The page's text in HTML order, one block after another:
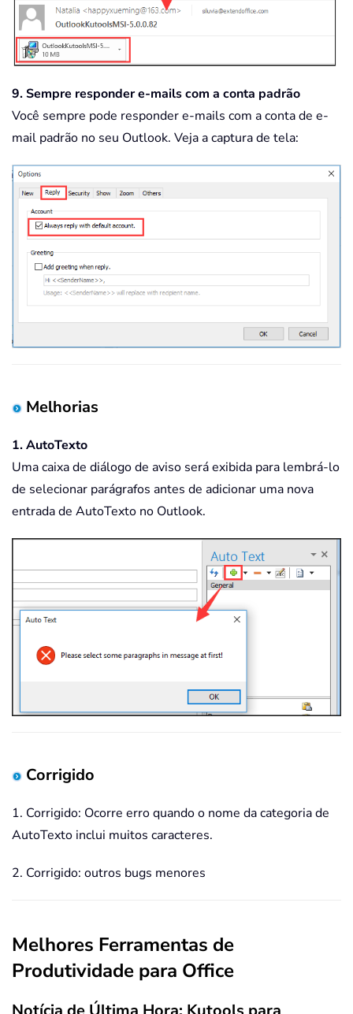
9. Sempre responder e-mails com a conta padrão
Você sempre pode responder e-mails com a conta de e-
mail padrão no seu Outlook. Veja a captura de tela:
Melhorias
1. AutoTexto
Uma caixa de diálogo de aviso será exibida para lembrá-lo
de selecionar parágrafos antes de adicionar uma nova
entrada de AutoTexto no Outlook.
Corrigido
1. Corrigido: Ocorre erro quando o nome da categoria de
AutoTexto inclui muitos caracteres.
2. Corrigido: outros bugs menores
Melhores Ferramentas de
Produtividade para Office